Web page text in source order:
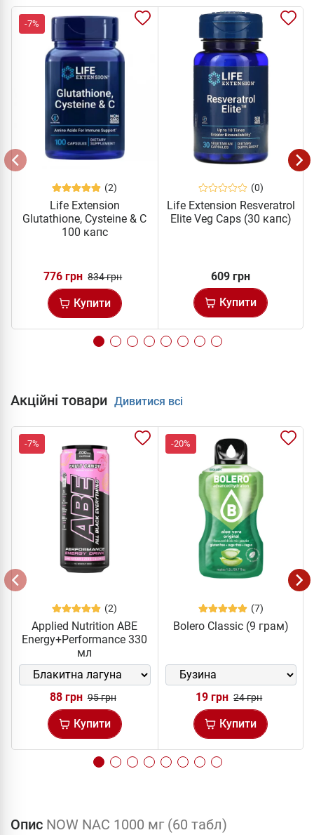
-7%
(2)
Life Extension
Glutathione, Cysteine & C
100 капс
776 грн 834 грн
Купити
(0)
Life Extension Resveratrol
Elite Veg Caps (30 капс)
609 грн
Купити
Акційні товари Дивитися всі
-7%
(2)
Applied Nutrition ABE
Energy+Performance 330
мл
88 грн 95 грн
Купити
-20%
(7)
Bolero Classic (9 грам)
19 грн 24 грн
Купити
Опис NOW NAC 1000 мг (60 табл)